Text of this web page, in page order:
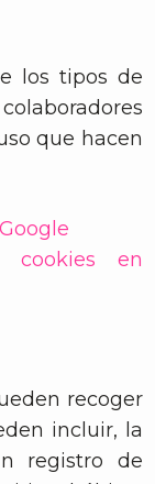
los tipos de
que hacen
cookies en
recoger
incluir, la
registro de